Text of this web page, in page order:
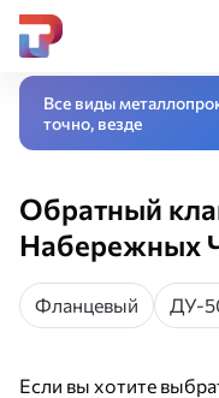
Главная
Все виды
точно, везде
Обратный
Набережных
Фланцевый ДУ-
Если вы хотите